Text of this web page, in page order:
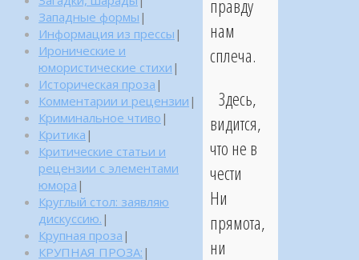
правду
нам
сплеча.
Здесь,
видится,
что не в
чести
Ни
прямота,
ни
Западные формы |
Информация из прессы |
Иронические и
юмористические стихи |
Историческая проза |
Комментарии и рецензии |
Криминальное чтиво |
Критика |
Критические статьи и
рецензии с элементами
юмора |
Круглый стол: заявляю
дискуссию. |
Крупная проза |
КРУПНАЯ ПРОЗА: |